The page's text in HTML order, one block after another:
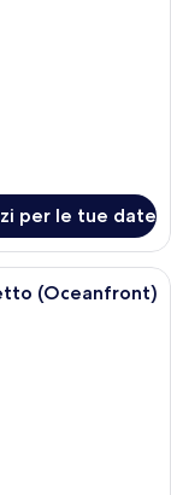
per le tue date
piscina immerso nel
(Oceanfront)